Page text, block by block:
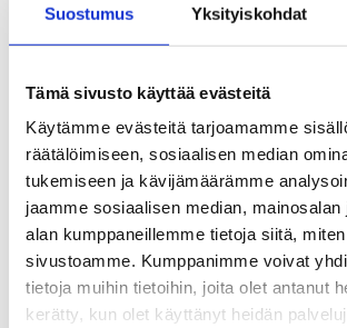
Suostumus Yksityiskohdat
Tämä sivusto käyttää evästeitä
Käytämme evästeitä tarjoamamme
räätälöimiseen, sosiaalisen median
tukemiseen ja kävijämäärämme
jaamme sosiaalisen median,
alan kumppaneillemme tietoja siitä,
sivustoamme. Kumppanimme voivat
tietoja muihin tietoihin, joita olet antanut
kerätty, kun olet käyttänyt heidän
varmistetaan kapasiteetin riittävyys kaikille
tasapuolisesti.
Latauslaitteen käyttäjä voidaan
Tunnistautuminen mahdollistaa
Lisäksi samalla latausavaimella voi ladata myös
toimipisteissä.
Selkeyttä suunnittelusta
Latausjärjestelmän käyttöönotto sisältää
kartoituksen, suunnittelun, asennuksen,
Yritykselle yksinkertaisin ratkaisu on tilata
ratkaisu, jolloin ei tarvitse itse sopia